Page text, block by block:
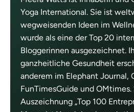
Yoga International. Sie ist
wegweisenden Ideen im
wurde als eine der Top 20
Bloggerinnen ausgezeichnet.
ganzheitliche Gesundheit
anderem im Elephant Journal,
FunTimesGuide und
Auszeichnung „Top 100